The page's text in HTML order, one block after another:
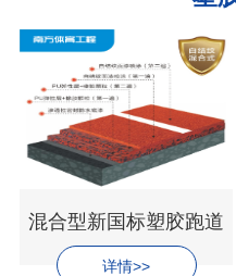
混合型新国标塑胶跑道
详情>>